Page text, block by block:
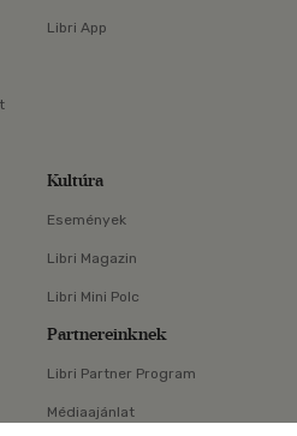
Libri App
Kultúra
Események
Libri Magazin
Libri Mini Polc
Partnereinknek
Libri Partner Program
Médiaajánlat